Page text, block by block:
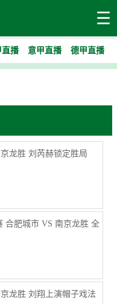
☰
直播 意甲直播 德甲直播
龙胜 刘芮赫锁定胜局
合肥城市 VS 南京龙胜 全
龙胜 刘翔上演帽子戏法